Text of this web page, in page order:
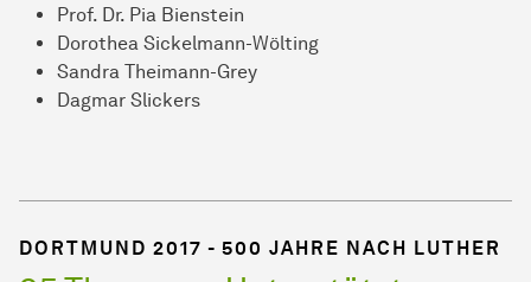
Prof. Dr. Pia Bienstein
Dorothea Sickelmann-Wölting
Sandra Theimann-Grey
Dagmar Slickers
DORTMUND 2017 - 500 JAHRE NACH LUTHER